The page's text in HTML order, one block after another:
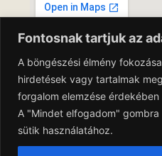
Fontosnak tartjuk az
A böngészési élmény
hirdetések vagy tartalmak
forgalom elemzése
A "Mindet elfogadom"
sütik használatához.